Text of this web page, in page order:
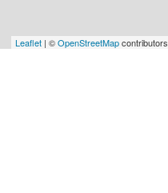
Leaflet | ©OpenStreetMapcontributors